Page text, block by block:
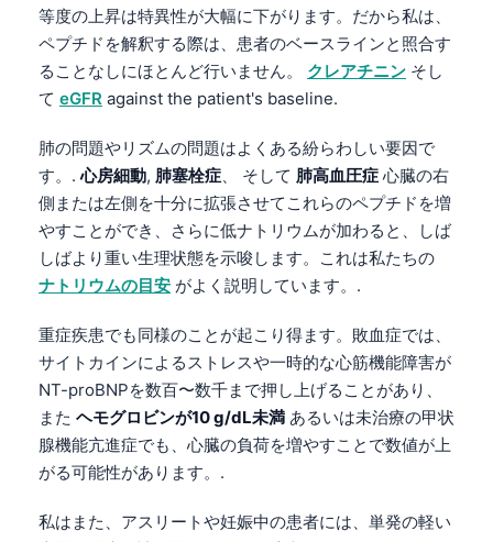
等度の上昇は特異性が大幅に下がります。だから私は、
ペプチドを解釈する際は、患者のベースラインと照合す
ることなしにほとんど行いません。 クレアチニン そし
て eGFR against the patient's baseline.
肺の問題やリズムの問題はよくある紛らわしい要因で
す。.心房細動, 肺塞栓症、 そして 肺高血圧症 心臓の右
側または左側を十分に拡張させてこれらのペプチドを増
やすことができ、さらに低ナトリウムが加わると、しば
しばより重い生理状態を示唆します。これは私たちの
ナトリウムの目安 がよく説明しています。.
重症疾患でも同様のことが起こり得ます。敗血症では、
サイトカインによるストレスや一時的な心筋機能障害が
NT-proBNPを数百〜数千まで押し上げることがあり、
また ヘモグロビンが10 g/dL未満 あるいは未治療の甲状
腺機能亢進症でも、心臓の負荷を増やすことで数値が上
がる可能性があります。.
私はまた、アスリートや妊娠中の患者には、単発の軽い
Magyar
বাংলা
اردو
मराठी
తెలుగు
ગુજરાતી
ಕನ್ನಡ
മലയാളം
Bahasa Melayu
Tagalog
ไทย
ဗမာစာ